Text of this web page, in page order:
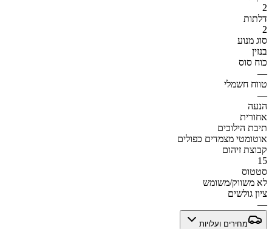
2
דלתות
2
סוג מנוע
בנזין
כוח סוס
—
טווח חשמלי
—
הנעה
אחורית
תיבת הילוכים
אוטומטי מצמדים כפולים
קבוצת זיהום
15
סטטוס
לא משווק/משומש
ציון גולשים
—
מחירים ועלויות